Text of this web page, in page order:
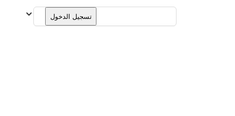
العربية
تسجيل الدخول